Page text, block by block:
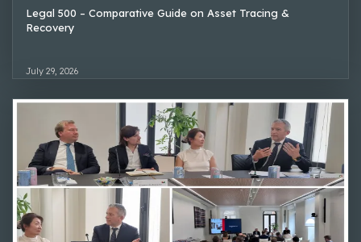
Legal 500 – Comparative Guide on Asset Tracing &
Recovery
July 29, 2026